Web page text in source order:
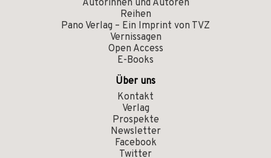
Autorinnen und Autoren
Reihen
Pano Verlag – Ein Imprint von TVZ
Vernissagen
Open Access
E-Books
Über uns
Kontakt
Verlag
Prospekte
Newsletter
Facebook
Twitter